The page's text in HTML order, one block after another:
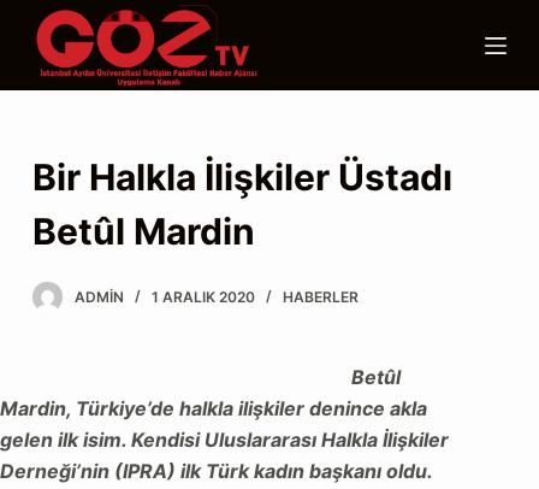
i
o
c
o
t
Bir Halkla İlişkiler Üstadı
Betûl Mardin
ADMIN 1 ARALIK 2020 HABERLER
Betûl
Mardin, Türkiye’de halkla ilişkiler denince akla
gelen ilk isim. Kendisi Uluslararası Halkla İlişkiler
Derneği’nin (IPRA) ilk Türk kadın başkanı oldu.